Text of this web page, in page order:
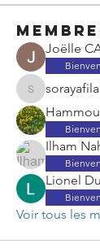
Joëlle
sorayafilali16
Ilham
Lionel
Voir tous les